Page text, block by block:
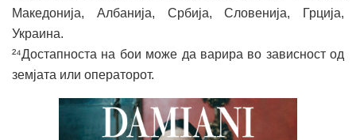
Македонија, Албанија, Србија, Словенија, Грција,
Украина.
²⁴Достапноста на бои може да варира во зависност од
земјата или операторот.